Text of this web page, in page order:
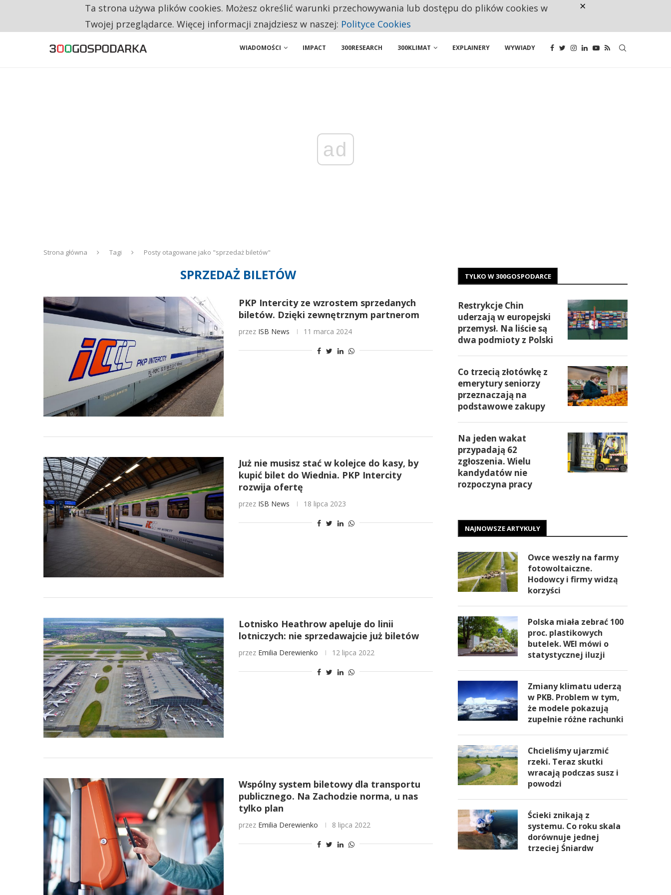
CO TRZECIĄ ZŁOTÓWKĘ Z EMERYTURY SENIORZY PRZEZNACZAJĄ NA PODSTAWOWE ZAKUPY
WIADOMOŚCI IMPACT 300RESEARCH 300KLIMAT EXPLAINERY WYWIADY
ad
Strona główna Tagi Posty otagowane jako "sprzedaż biletów"
SPRZEDAŻ BILETÓW
PKP Intercity ze wzrostem sprzedanych
biletów. Dzięki zewnętrznym partnerom
przez ISB News 11 marca 2024
Już nie musisz stać w kolejce do kasy, by
kupić bilet do Wiednia. PKP Intercity
rozwija ofertę
przez ISB News 18 lipca 2023
Lotnisko Heathrow apeluje do linii
lotniczych: nie sprzedawajcie już biletów
przez Emilia Derewienko 12 lipca 2022
Wspólny system biletowy dla transportu
publicznego. Na Zachodzie norma, u nas
tylko plan
przez Emilia Derewienko 8 lipca 2022
TYLKO W 300GOSPODARCE
Restrykcje Chin
uderzają w europejski
przemysł. Na liście są
dwa podmioty z Polski
Co trzecią złotówkę z
emerytury seniorzy
przeznaczają na
podstawowe zakupy
Na jeden wakat
przypadają 62
zgłoszenia. Wielu
kandydatów nie
rozpoczyna pracy
NAJNOWSZE ARTYKUŁY
Owce weszły na farmy
fotowoltaiczne.
Hodowcy i firmy widzą
korzyści
Polska miała zebrać 100
proc. plastikowych
butelek. WEI mówi o
statystycznej iluzji
Zmiany klimatu uderzą
w PKB. Problem w tym,
że modele pokazują
zupełnie różne rachunki
Chcieliśmy ujarzmić
rzeki. Teraz skutki
wracają podczas susz i
powodzi
Ścieki znikają z
systemu. Co roku skala
dorównuje jednej
trzeciej Śniardw
Ta strona używa plików cookies. Możesz określić warunki przechowywania lub dostępu do plików cookies w
Twojej przeglądarce. Więcej informacji znajdziesz w naszej: Polityce Cookies
×